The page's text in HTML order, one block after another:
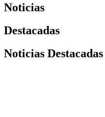
Noticias
Destacadas
Noticias Destacadas